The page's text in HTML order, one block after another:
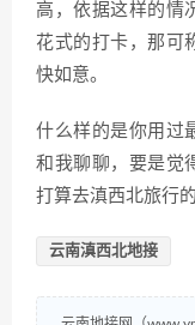
高，依据这样的情
花式的打卡，那可
快如意。
什么样的是你用过
和我聊聊，要是觉
打算去滇西北旅行
云南滇西北地接